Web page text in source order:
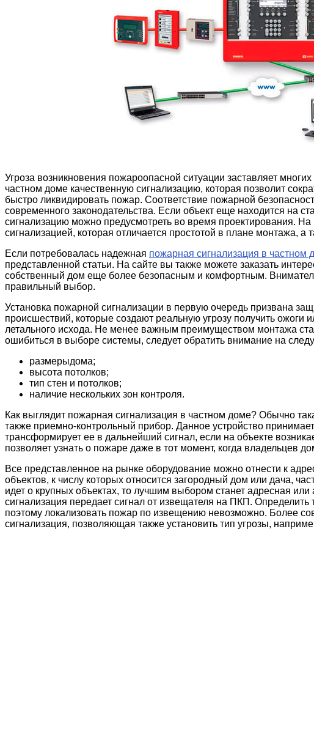
Угроза возникновения пожароопасной ситуации заставляет
частном доме качественную сигнализацию, которая позволит
быстро ликвидировать пожар. Соответствие пожарной
современного законодательства. Если объект еще находится на
сигнализацию можно предусмотреть во время проектирования.
сигнализацией, которая отличается простотой в плане монтажа,
Если потребовалась надежная пожарная сигнализация в частном
представленной статьи. На сайте вы также можете заказать
собственный дом еще более безопасным и комфортным.
правильный выбор.
Установка пожарной сигнализации в первую очередь призвана
происшествий, которые создают реальную угрозу получить ожоги
летального исхода. Не менее важным преимуществом монтажа
ошибиться в выборе системы, следует обратить внимание на
размерыдома;
высота потолков;
тип стен и потолков;
наличие нескольких зон контроля.
Как выглядит пожарная сигнализация в частном доме? Обычно
также приемно-контрольный прибор. Данное устройство
трансформирует ее в дальнейший сигнал, если на объекте
позволяет узнать о пожаре даже в тот момент, когда владельцев
Все представленное на рынке оборудование можно отнести к
объектов, к числу которых относится загородный дом или дача,
идет о крупных объектах, то лучшим выбором станет адресная
сигнализация передает сигнал от извещателя на ПКП. Определить
поэтому локализовать пожар по извещению невозможно. Более
сигнализация, позволяющая также установить тип угрозы,